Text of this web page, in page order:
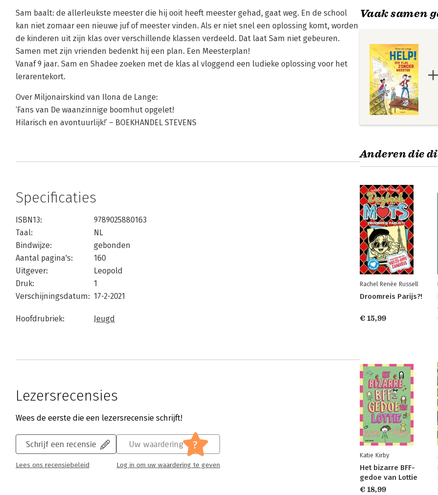
Sam baalt: de allerleukste meester die hij ooit heeft meester gehad, gaat weg. En de school
kan niet zomaar een nieuwe juf of meester vinden. Als er niet snel een oplossing komt, worden
de kinderen uit zijn klas over verschillende klassen verdeeld. Dat laat Sam niet gebeuren.
Samen met zijn vrienden bedenkt hij een plan. Een Meesterplan!
Vanaf 9 jaar. Sam en Shadee zoeken met de klas al vloggend een ludieke oplossing voor het
lerarentekort.
Over Miljonairskind van Ilona de Lange:
‘Fans van De waanzinnige boomhut opgelet!
Hilarisch en avontuurlijk!’ – BOEKHANDEL STEVENS
Specificaties
ISBN13:
9789025880163
Taal:
NL
Bindwijze:
gebonden
Aantal pagina's:
160
Uitgever:
Leopold
Druk:
1
Verschijningsdatum: 17-2-2021
Hoofdrubriek: Jeugd
Lezersrecensies
Wees de eerste die een lezersrecensie schrijft!
Schrijf een recensie
Lees ons recensiebeleid
Uw waardering ?
Log in om uw waardering te geven
Vaak samen
Anderen die
Rachel Renée Russell
Droomreis Parijs?!
€ 15,99
Katie Kirby
Het bizarre BFF-
gedoe van Lottie
€ 18,99